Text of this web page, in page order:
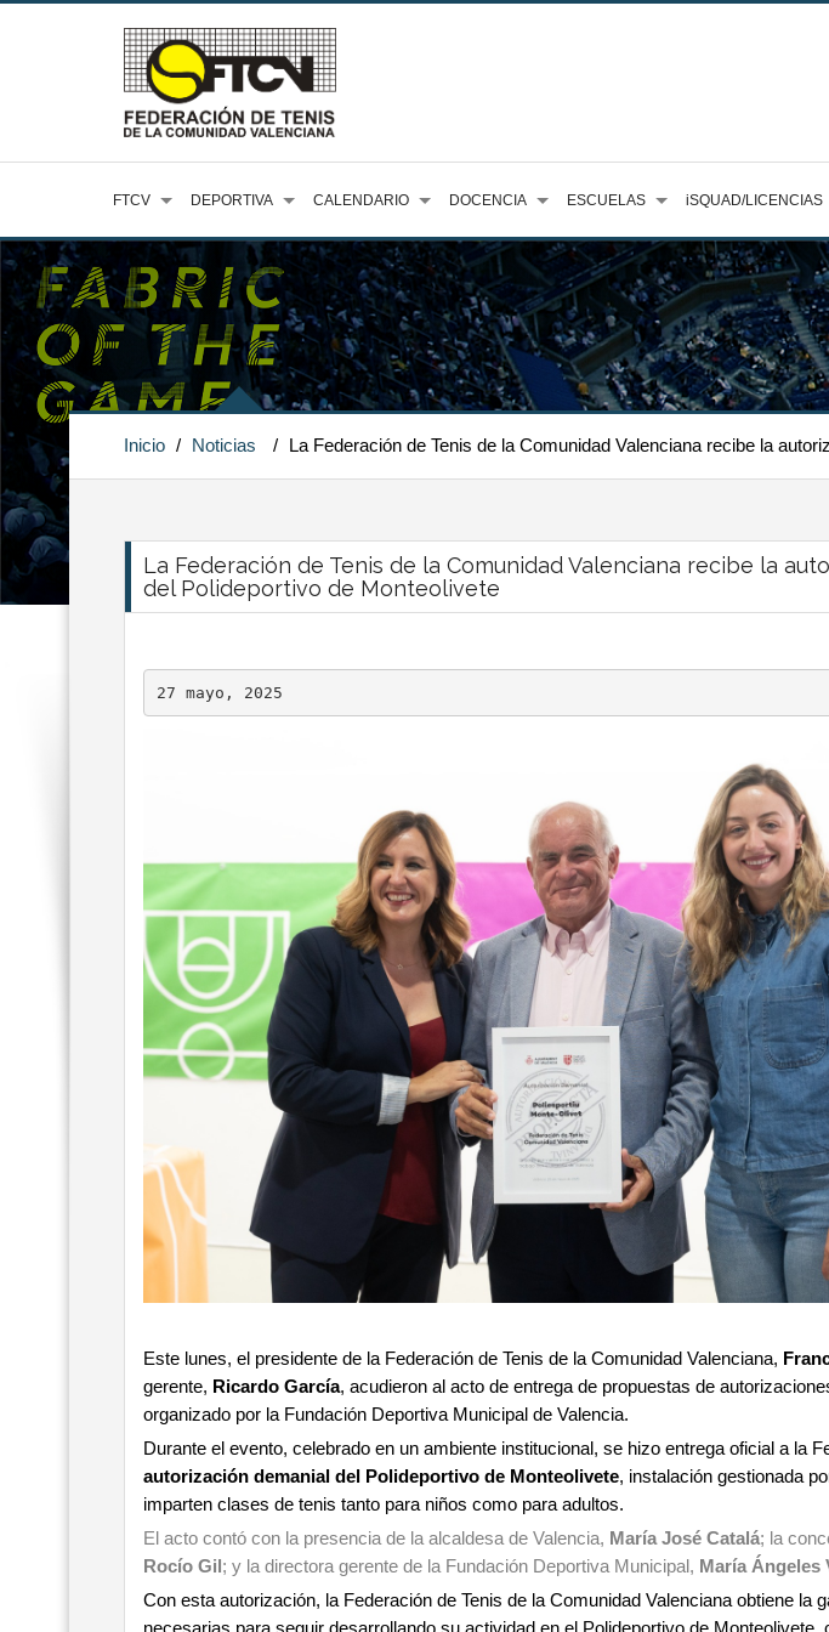
FTCV DEPORTIVA CALENDARIO DOCENCIA ESCUELAS iSQUAD/LICENCIAS
Inicio / Noticias / La Federación de Tenis de la Comunidad Valenciana recibe la
La Federación de Tenis de la Comunidad Valenciana recibe la
del Polideportivo de Monteolivete
27 mayo, 2025
Este lunes, el presidente de la Federación de Tenis de la Comunidad Valenciana,
gerente, Ricardo García, acudieron al acto de entrega de propuestas de
organizado por la Fundación Deportiva Municipal de Valencia.
Durante el evento, celebrado en un ambiente institucional, se hizo entrega oficial a la
autorización demanial del Polideportivo de Monteolivete, instalación gestionada
imparten clases de tenis tanto para niños como para adultos.
El acto contó con la presencia de la alcaldesa de Valencia, María José Catalá; la
Rocío Gil ; y la directora gerente de la Fundación Deportiva Municipal, María Ángeles
Con esta autorización, la Federación de Tenis de la Comunidad Valenciana obtiene la